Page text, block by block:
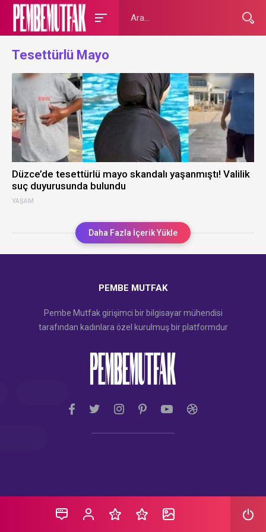
Tesettürlü Mayo
YAŞAM
Düzce’de tesettürlü mayo skandalı yaşanmıştı! Valilik
suç duyurusunda bulundu
Daha Fazla İçerik Yükle
PEMBE MUTFAK
Pembe Mutfak girişimci bir bilgisayar mühendisi
tarafından kadınlara özel kurulmuş bir platformdur